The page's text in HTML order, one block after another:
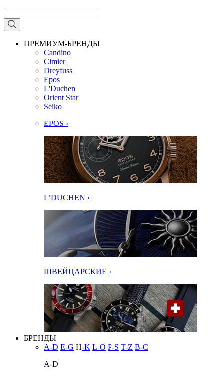
ПРЕМИУМ-БРЕНДЫ
Candino
Cimier
Dreyfuss
Epos
L'Duchen
Orient Star
Seiko
EPOS ›
L’DUCHEN ›
ШВЕЙЦАРСКИЕ ›
БРЕНДЫ
A-D E-G H-K L-O P-S T-Z В-С
A-D